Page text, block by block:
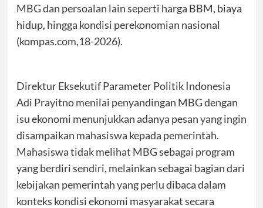
MBG dan persoalan lain seperti harga BBM, biaya
hidup, hingga kondisi perekonomian nasional
(kompas.com,18-2026).
Direktur Eksekutif Parameter Politik Indonesia
Adi Prayitno menilai penyandingan MBG dengan
isu ekonomi menunjukkan adanya pesan yang ingin
disampaikan mahasiswa kepada pemerintah.
Mahasiswa tidak melihat MBG sebagai program
yang berdiri sendiri, melainkan sebagai bagian dari
kebijakan pemerintah yang perlu dibaca dalam
konteks kondisi ekonomi masyarakat secara